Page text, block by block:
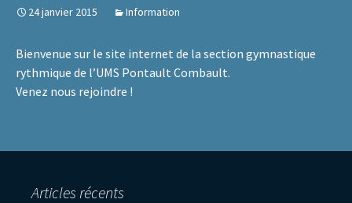
24 janvier 2015 Information
Bienvenue sur le site internet de la section gymnastique
rythmique de l’UMS Pontault Combault.
Venez nous rejoindre !
Articles récents